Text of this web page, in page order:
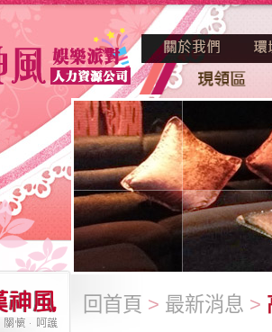
回首頁 > 最新消息 >